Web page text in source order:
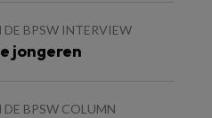
DE BPSW INTERVIEW
jongeren
DE BPSW COLUMN